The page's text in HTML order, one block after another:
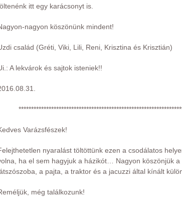
itt egy karácsonyt is.
nagyon köszönünk mindent!
család (Gréti, Viki, Lili, Reni, Krisztina és Krisztián)
A lekvárok és sajtok isteniek!!
Varázsfészek!
nyaralást töltöttünk ezen a csodálatos
ha el sem hagyjuk a házikót… Nagyon köszönjük
a pajta, a traktor és a jacuzzi által kínált
még találkozunk!